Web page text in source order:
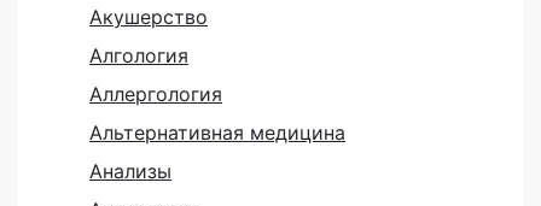
Акушерство
Алгология
Аллергология
Альтернативная медицина
Анализы